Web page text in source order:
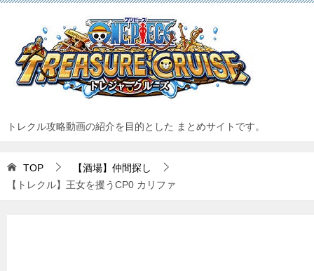
トレクル攻略動画の紹介を目的とした まとめサイトです。
TOP
【酒場】仲間探し
【トレクル】王女を攫うCP0 カリファ